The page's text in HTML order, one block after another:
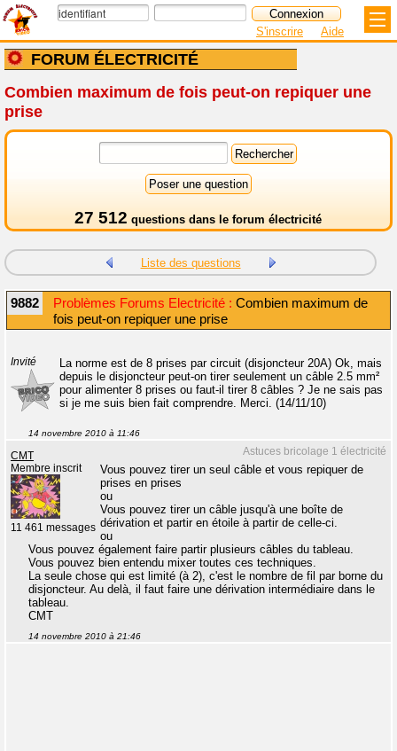
FORUM ÉLECTRICITÉ
S'inscrire Aide
Combien maximum de fois peut-on repiquer une
prise
27 512 questions dans le forum électricité
Liste des questions
9882 Problèmes Forums Electricité : Combien maximum de
fois peut-on repiquer une prise
Invité
La norme est de 8 prises par circuit (disjoncteur 20A) Ok, mais
depuis le disjoncteur peut-on tirer seulement un câble 2.5 mm²
pour alimenter 8 prises ou faut-il tirer 8 câbles ? Je ne sais pas
si je me suis bien fait comprendre. Merci. (14/11/10)
14 novembre 2010 à 11:46
Astuces bricolage 1 électricité
CMT
Membre inscrit
11 461 messages
Vous pouvez tirer un seul câble et vous repiquer de
prises en prises
ou
Vous pouvez tirer un câble jusqu'à une boîte de
dérivation et partir en étoile à partir de celle-ci.
ou
Vous pouvez également faire partir plusieurs câbles du tableau.
Vous pouvez bien entendu mixer toutes ces techniques.
La seule chose qui est limité (à 2), c'est le nombre de fil par borne du
disjoncteur. Au delà, il faut faire une dérivation intermédiaire dans le
tableau.
CMT
14 novembre 2010 à 21:46